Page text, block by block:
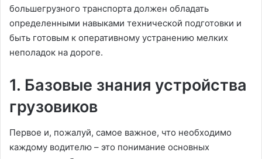
большегрузного транспорта должен обладать
определенными навыками технической подготовки и
быть готовым к оперативному устранению мелких
неполадок на дороге.
1. Базовые знания устройства
грузовиков
Первое и, пожалуй, самое важное, что необходимо
каждому водителю – это понимание основных